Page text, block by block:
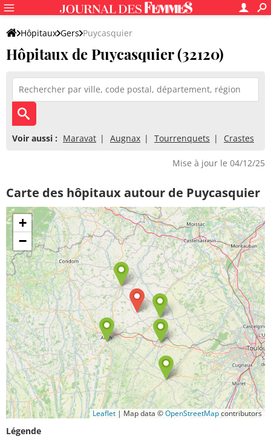
Hôpitaux Gers Puycasquier
Hôpitaux de Puycasquier (32120)
Voir aussi : Maravat Augnax Tourrenquets Crastes
Mise à jour le 04/12/25
Carte des hôpitaux autour de Puycasquier
+
−
Leaflet | Map data ©OpenStreetMapcontributors
Légende